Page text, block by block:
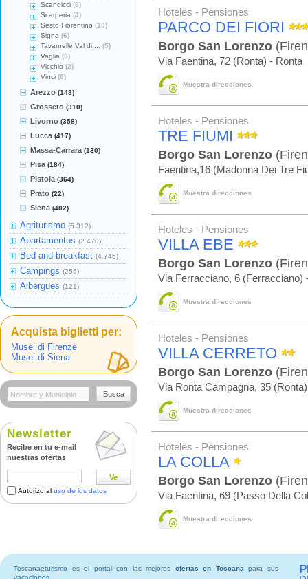
Hoteles - Pensiones
PARCO DEI FIORI
Borgo San Lorenzo
Via Faentina, 72 (Ronta) - Ronta
Muestra direcciones
Hoteles - Pensiones
TRE FIUMI
Borgo San Lorenzo
Faentina,16 (Madonna Dei Tre
Muestra direcciones
Hoteles - Pensiones
VILLA EBE
Borgo San Lorenzo
Via Ferracciano, 6 (Ferracciano)
Muestra direcciones
Hoteles - Pensiones
VILLA CERRETO
Borgo San Lorenzo
Via Ronta Campagna, 35
Muestra direcciones
Hoteles - Pensiones
LA COLLA
Borgo San Lorenzo
Via Faentina, 69 (Passo Della
Muestra direcciones
Scandicci (6)
Scarperia (4)
Sesto Fiorentino (10)
Signa (6)
Tavarnelle Val di ...
(5)
Vaglia (6)
Vicchio (2)
Vinci (6)
Arezzo (148)
Grosseto (310)
Livorno (358)
Lucca (417)
Massa-Carrara (130)
Pisa (184)
Pistoia (364)
Prato (22)
Siena (402)
Agriturismo (5.312)
Apartamentos (2.470)
Bed and breakfast (4.746)
Campings (256)
Albergues (121)
Acquista biglietti per:
Musei di Firenze
Musei di Siena
Busca
Newsletter
Recibe en tu e-mail
nuestras ofertas
Ve
Autorizo al uso de los datos
Toscanaeturismo es el portal con las mejores ofertas en Toscana para sus
vacaciones.